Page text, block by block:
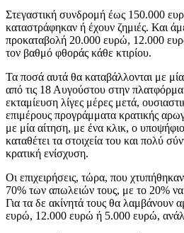
Στεγαστική συνδρομή έως 150.000
καταστράφηκαν ή έχουν ζημιές. Και
προκαταβολή 20.000 ευρώ, 12.000
τον βαθμό φθοράς κάθε κτιρίου.
Τα ποσά αυτά θα καταβάλλονται με
από τις 18 Αυγούστου στην
εκταμίευση λίγες μέρες μετά,
επιμέρους προγράμματα κρατικής
με μία αίτηση, με ένα κλικ, ο
καταθέτει τα στοιχεία του και πολύ
κρατική ενίσχυση.
Οι επιχειρήσεις, τώρα, που
70% των απωλειών τους, με το 20%
Για τα δε ακίνητά τους θα
ευρώ, 12.000 ευρώ ή 5.000 ευρώ,